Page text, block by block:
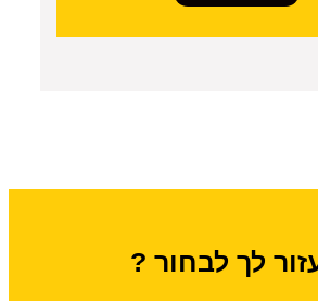
לך לבחור ?